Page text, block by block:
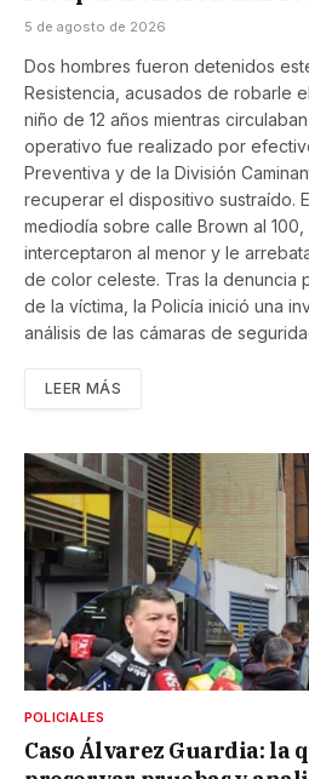
5 de agosto de 2026
Dos hombres fueron detenidos
Resistencia, acusados de robarle
niño de 12 años mientras
operativo fue realizado por
Preventiva y de la División
recuperar el dispositivo sustraído.
mediodía sobre calle Brown al
interceptaron al menor y le
de color celeste. Tras la denuncia
de la víctima, la Policía inició una
análisis de las cámaras de
LEER MÁS
POLICIALES
Caso Álvarez Guardia: la